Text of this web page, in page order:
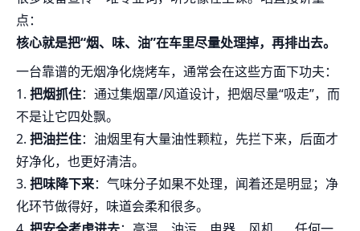
点：
核心就是把“烟、味、油”在车里尽量处理掉，再排出去。
一台靠谱的无烟净化烧烤车，通常会在这些方面下功夫：
1. 把烟抓住：通过集烟罩/风道设计，把烟尽量“吸走”，而
不是让它四处飘。
2. 把油拦住：油烟里有大量油性颗粒，先拦下来，后面才
好净化，也更好清洁。
3. 把味降下来：气味分子如果不处理，闻着还是明显；净
化环节做得好，味道会柔和很多。